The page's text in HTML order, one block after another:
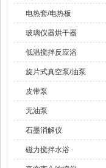
电热套/电热板
玻璃仪器烘干器
低温搅拌反应浴
旋片式真空泵/油泵
皮带泵
无油泵
石墨消解仪
磁力搅拌水浴